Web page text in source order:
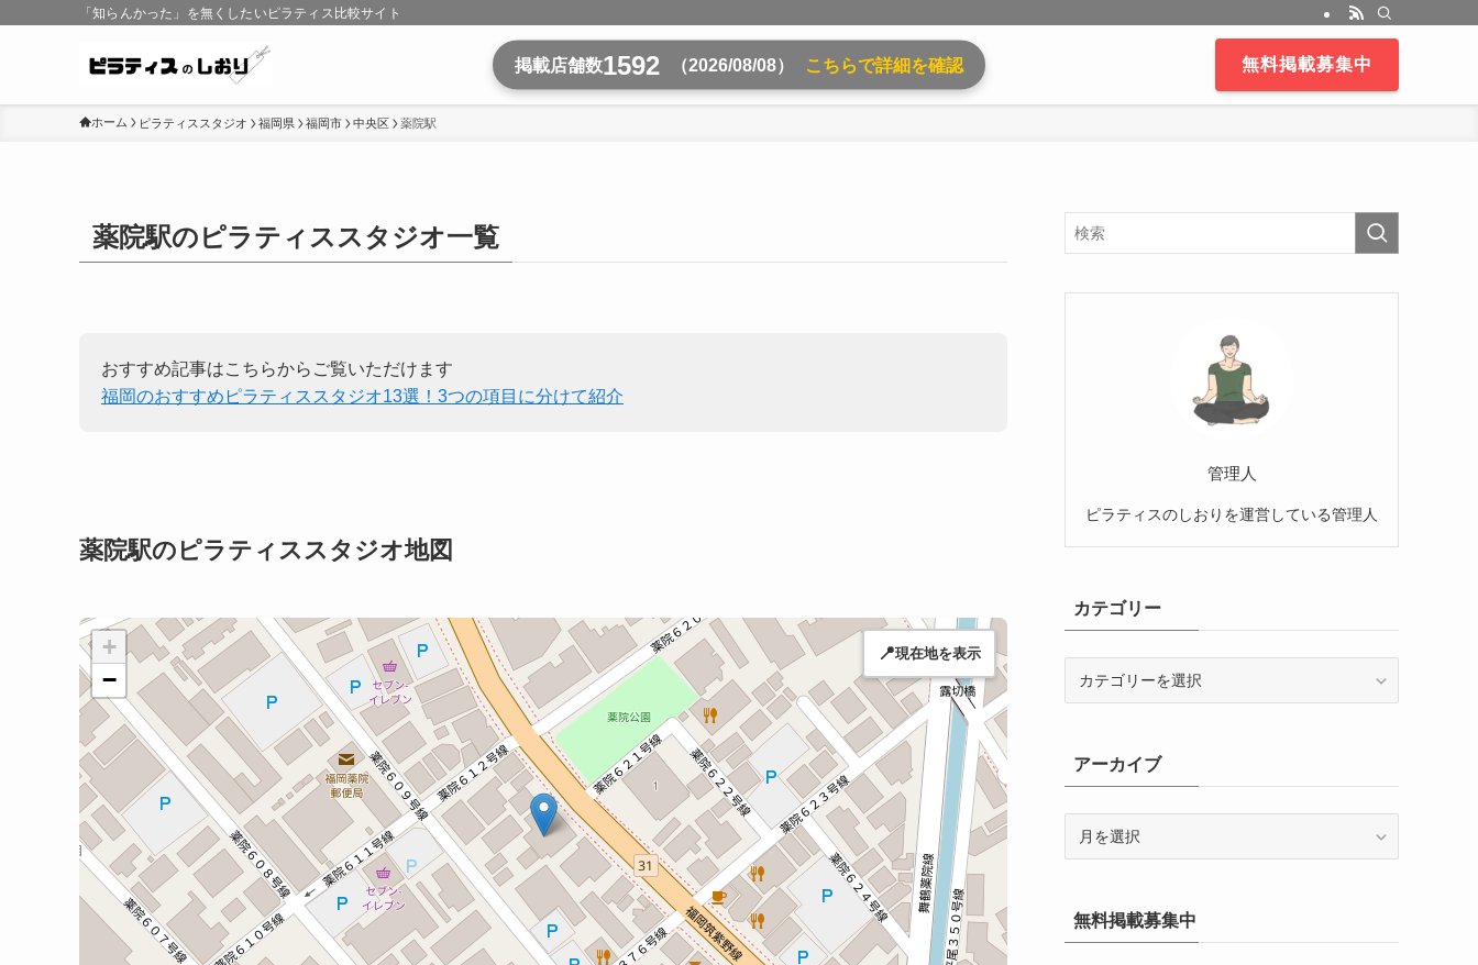
「知らんかった」を無くしたいピラティス比較サイト
無料掲載募集中
掲載店舗数1592 （2026/08/08） こちらで詳細を確認
ホーム ピラティススタジオ 福岡県 福岡市 中央区 薬院駅
薬院駅のピラティススタジオ一覧
おすすめ記事はこちらからご覧いただけます
福岡のおすすめピラティススタジオ13選！3つの項目に分けて紹介
薬院駅のピラティススタジオ地図
+
−
📍現在地を表示
管理人
ピラティスのしおりを運営している管理人
カテゴリー
ーアーカイブ
ブ無料掲載募集中